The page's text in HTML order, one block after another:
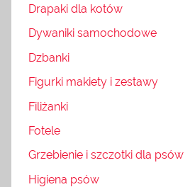
Drapaki dla kotów
Dywaniki samochodowe
Dzbanki
Figurki makiety i zestawy
Filiżanki
Fotele
Grzebienie i szczotki dla psów
Higiena psów